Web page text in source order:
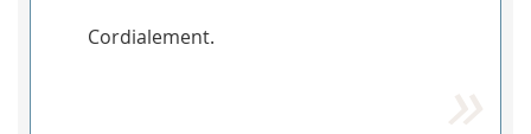
Cordialement.